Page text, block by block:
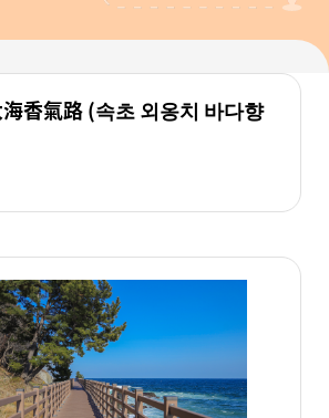
香氣路 (속초 외옹치 바다향